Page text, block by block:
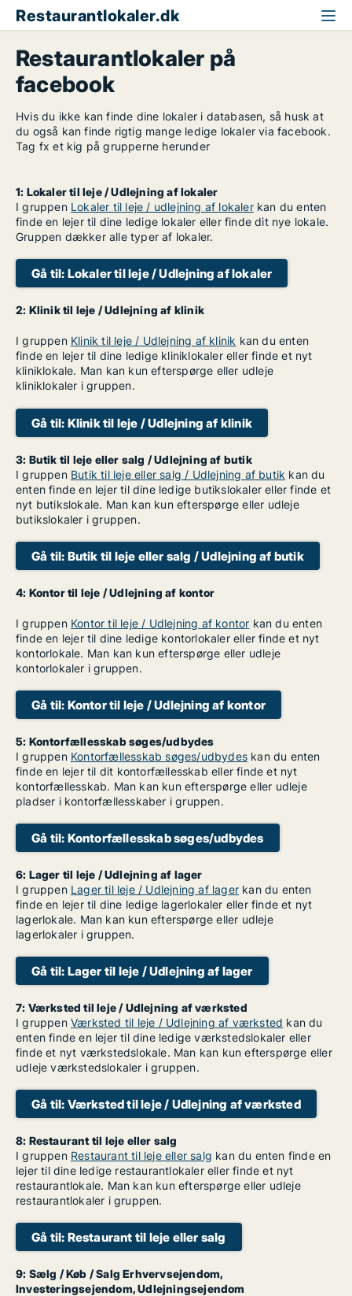
Restaurantlokaler.dk
Restaurantlokaler på
facebook
Hvis du ikke kan finde dine lokaler i databasen, så husk at
du også kan finde rigtig mange ledige lokaler via facebook.
Tag fx et kig på grupperne herunder
1: Lokaler til leje / Udlejning af lokaler
I gruppen Lokaler til leje / udlejning af lokalerkan du enten
finde en lejer til dine ledige lokaler eller finde dit nye lokale.
Gruppen dækker alle typer af lokaler.
Gå til: Lokaler til leje / Udlejning af lokaler
2: Klinik til leje / Udlejning af klinik
I gruppen Klinik til leje / Udlejning af klinik kan du enten
finde en lejer til dine ledige kliniklokaler eller finde et nyt
kliniklokale. Man kan kun efterspørge eller udleje
kliniklokaler i gruppen.
Gå til: Klinik til leje / Udlejning af klinik
3: Butik til leje eller salg / Udlejning af butik
I gruppen Butik til leje eller salg / Udlejning af butik kan du
enten finde en lejer til dine ledige butikslokaler eller finde et
nyt butikslokale. Man kan kun efterspørge eller udleje
butikslokaler i gruppen.
Gå til: Butik til leje eller salg / Udlejning af butik
4: Kontor til leje / Udlejning af kontor
I gruppen Kontor til leje / Udlejning af kontor kan du enten
finde en lejer til dine ledige kontorlokaler eller finde et nyt
kontorlokale. Man kan kun efterspørge eller udleje
kontorlokaler i gruppen.
Gå til: Kontor til leje / Udlejning af kontor
5: Kontorfællesskab søges/udbydes
I gruppen Kontorfællesskab søges/udbydes kan du enten
finde en lejer til dit kontorfællesskab eller finde et nyt
kontorfællesskab. Man kan kun efterspørge eller udleje
pladser i kontorfællesskaber i gruppen.
Gå til: Kontorfællesskab søges/udbydes
6: Lager til leje / Udlejning af lager
I gruppen Lager til leje / Udlejning af lager kan du enten
finde en lejer til dine ledige lagerlokaler eller finde et nyt
lagerlokale. Man kan kun efterspørge eller udleje
lagerlokaler i gruppen.
Gå til: Lager til leje / Udlejning af lager
7: Værksted til leje / Udlejning af værksted
I gruppen Værksted til leje / Udlejning af værksted kan du
enten finde en lejer til dine ledige værkstedslokaler eller
finde et nyt værkstedslokale. Man kan kun efterspørge eller
udleje værkstedslokaler i gruppen.
Gå til: Værksted til leje / Udlejning af værksted
8: Restaurant til leje eller salg
I gruppen Restaurant til leje eller salg kan du enten finde en
lejer til dine ledige restaurantlokaler eller finde et nyt
restaurantlokale. Man kan kun efterspørge eller udleje
restaurantlokaler i gruppen.
Gå til: Restaurant til leje eller salg
9: Sælg / Køb / Salg Erhvervsejendom,
Investeringsejendom, Udlejningsejendom